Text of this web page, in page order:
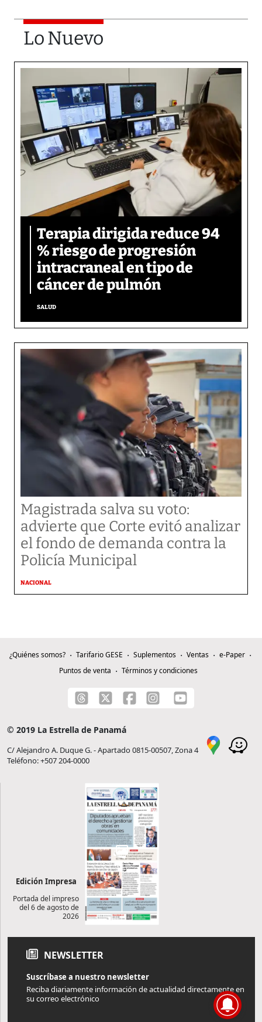
Lo Nuevo
Terapia dirigida reduce 94
% riesgo de progresión
intracraneal en tipo de
cáncer de pulmón
SALUD
Magistrada salva su voto:
advierte que Corte evitó analizar
el fondo de demanda contra la
Policía Municipal
NACIONAL
¿Quiénes somos? Tarifario GESE Suplementos Ventas
e-Paper
Puntos de venta
Términos y condiciones
© 2019 La Estrella de Panamá
C/ Alejandro A. Duque G. - Apartado 0815-00507, Zona 4
Teléfono: +507 204-0000
Edición Impresa
Portada del impreso
del 6 de agosto de
2026
NEWSLETTER
Suscríbase a nuestro newsletter
Reciba diariamente información de actualidad directamente en
su correo electrónico